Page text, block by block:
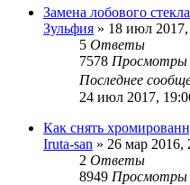
Замена лобового
Зульфия » 18 июл 2017,
5 Ответы
7578 Просмотры
Последнее
24 июл 2017,
Как снять
Iruta-san » 26 мар 2016,
2 Ответы
8949 Просмотры